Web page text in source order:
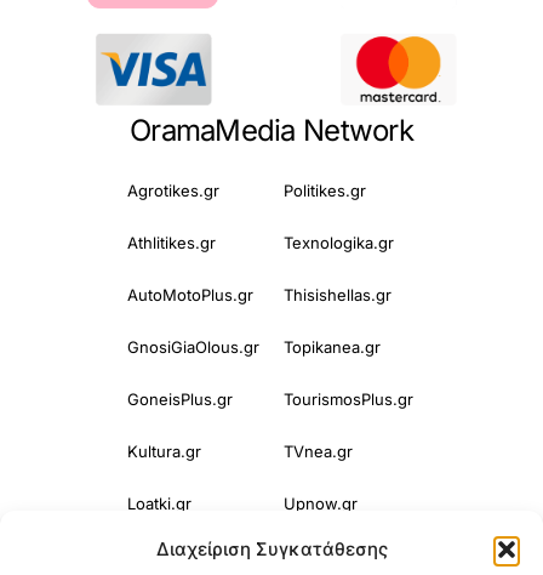
Διαχείριση Συγκατάθεσης
OramaMedia Network
Agrotikes.gr Politikes.gr
Athlitikes.gr Texnologika.gr
AutoMotoPlus.gr Thisishellas.gr
GnosiGiaOlous.gr Topikanea.gr
GoneisPlus.gr TourismosPlus.gr
Kultura.gr TVnea.gr
Loatki.gr Upnow.gr
Loveis.gr VresSyntages.gr